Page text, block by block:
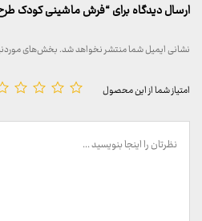
ارسال دیدگاه برای “فرش ماشینی کودک طرح
نشانی ایمیل شما منتشر نخواهد شد.بخش‌های
امتیاز شما از این محصول